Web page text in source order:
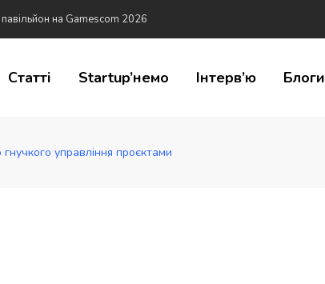
Статті Startup’немо Інтерв’ю Блоги
управління проєктами